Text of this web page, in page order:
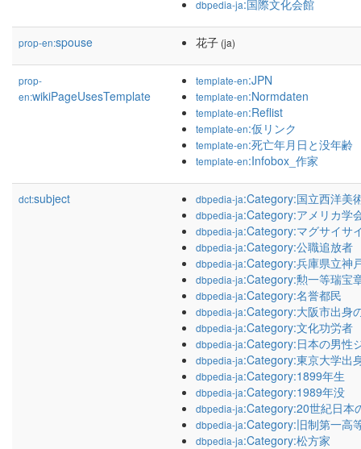
dbpedia-ja:国際文化会館
prop-en:spouse 花子 (ja)
prop-
en:wikiPageUsesTemplate
template-en:JPN
template-en:Normdaten
template-en:Reflist
template-en:仮リンク
template-en:死亡年月日と没年齢
template-en:Infobox_作家
dct:subject dbpedia-ja:Category:国立西洋美
dbpedia-ja:Category:アメリカ学
dbpedia-ja:Category:マグサイサ
dbpedia-ja:Category:公職追放者
dbpedia-ja:Category:兵庫県立神
dbpedia-ja:Category:勲一等瑞宝
dbpedia-ja:Category:名誉都民
dbpedia-ja:Category:大阪市出身
dbpedia-ja:Category:文化功労者
dbpedia-ja:Category:日本の男性
dbpedia-ja:Category:東京大学出
dbpedia-ja:Category:1899年生
dbpedia-ja:Category:1989年没
dbpedia-ja:Category:20世紀日本
dbpedia-ja:Category:旧制第一高
dbpedia-ja:Category:松方家